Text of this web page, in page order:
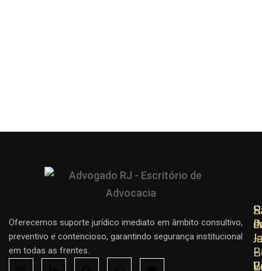
Oferecemos suporte jurídico imediato em âmbito consultivo,
preventivo e contencioso, garantindo segurança institucional
em todas as frentes.
–
–
–